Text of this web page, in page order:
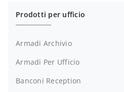
Prodotti per ufficio
Armadi Archivio
Armadi Per Ufficio
Banconi Reception